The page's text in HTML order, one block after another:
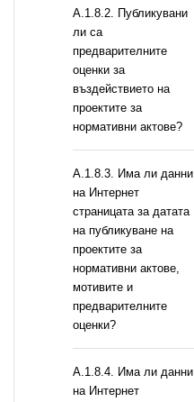
А.1.8.2. Публикувани
ли са
предварителните
оценки за
въздействието на
проектите за
нормативни актове?
A.1.8.3. Има ли данни
на Интернет
страницата за датата
на публикуване на
проектите за
нормативни актове,
мотивите и
предварителните
оценки?
A.1.8.4. Има ли данни
на Интернет